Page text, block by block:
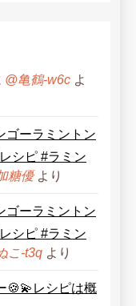
@亀鶴-w6c よ
ゴーラミントン
シピ #ラミン
糖優より
ゴーラミントン
シピ #ラミン
こ-t3q より
🍪💫レシピは概